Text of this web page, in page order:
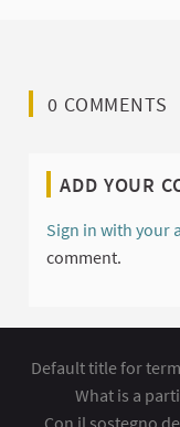
0 COMMENTS
ADD YOUR
Sign in with your
comment.
Default title for
What is a